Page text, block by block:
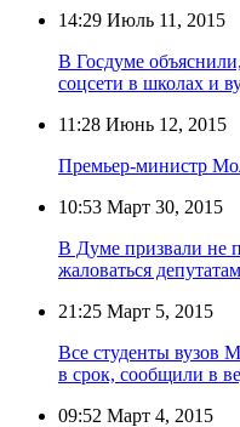
14:29 Июль 11, 2015
В Госдуме
соцсети в школах и
11:28 Июнь 12, 2015
Премьер-министр
10:53 Март 30, 2015
В Думе призвали не
жаловаться депутатам
21:25 Март 5, 2015
Все студенты вузов
в срок, сообщили в
09:52 Март 4, 2015